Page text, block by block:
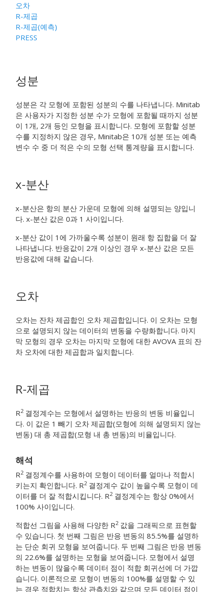
오차
R-제곱
R-제곱(예측)
PRESS
성분
성분은 각 모형에 포함된 성분의 수를 나타냅니다. Minitab
은 사용자가 지정한 성분 수가 모형에 포함될 때까지 성분
이 1개, 2개 등인 모형을 표시합니다. 모형에 포함할 성분
수를 지정하지 않은 경우, Minitab은 10개 성분 또는 예측
변수 수 중 더 적은 수의 모형 선택 통계량을 표시합니다.
x-분산
x-분산은 항의 분산 가운데 모형에 의해 설명되는 양입니
다. x-분산 값은 0과 1 사이입니다.
x-분산 값이 1에 가까울수록 성분이 원래 항 집합을 더 잘
나타냅니다. 반응값이 2개 이상인 경우 x-분산 값은 모든
반응값에 대해 같습니다.
오차
오차는 잔차 제곱합인 오차 제곱합입니다. 이 오차는 모형
으로 설명되지 않는 데이터의 변동을 수량화합니다. 마지
막 모형의 경우 오차는 마지막 모형에 대한 AVOVA 표의 잔
차 오차에 대한 제곱합과 일치합니다.
R-제곱
R2결정계수는 모형에서 설명하는 반응의 변동 비율입니
다. 이 값은 1 빼기 오차 제곱합(모형에 의해 설명되지 않는
변동) 대 총 제곱합(모형 내 총 변동)의 비율입니다.
해석
R2결정계수를 사용하여 모형이 데이터를 얼마나 적합시
키는지 확인합니다. R2결정계수 값이 높을수록 모형이 데
이터를 더 잘 적합시킵니다. R2결정계수는 항상 0%에서
100% 사이입니다.
적합선 그림을 사용해 다양한 R2값을 그래픽으로 표현할
수 있습니다. 첫 번째 그림은 반응 변동의 85.5%를 설명하
는 단순 회귀 모형을 보여줍니다. 두 번째 그림은 반응 변동
의 22.6%를 설명하는 모형을 보여줍니다. 모형에서 설명
하는 변동이 많을수록 데이터 점이 적합 회귀선에 더 가깝
습니다. 이론적으로 모형이 변동의 100%를 설명할 수 있
는 경우 적합치는 항상 관측치와 같으며 모든 데이터 점이